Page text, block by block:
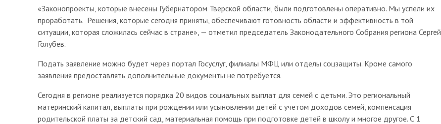
«Законопроекты, которые внесены Губернатором Тверской области, были подготовлены оперативно. Мы успели их
проработать. Решения, которые сегодня приняты, обеспечивают готовность области и эффективность в той
ситуации, которая сложилась сейчас в стране», — отметил председатель Законодательного Собрания региона Сергей
Голубев.
Подать заявление можно будет через портал Госуслуг, филиалы МФЦ или отделы соцзащиты. Кроме самого
заявления предоставлять дополнительные документы не потребуется.
Сегодня в регионе реализуется порядка 20 видов социальных выплат для семей с детьми. Это региональный
материнский капитал, выплаты при рождении или усыновлении детей с учетом доходов семей, компенсация
родительской платы за детский сад, материальная помощь при подготовке детей в школу и многое другое. С 1